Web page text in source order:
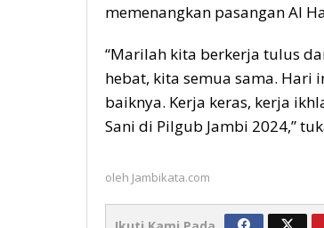
memenangkan pasangan Al
“Marilah kita berkerja tulus
hebat, kita semua sama. Hari
baiknya. Kerja keras, kerja
Sani di Pilgub Jambi 2024,”
oleh Jambikata.com